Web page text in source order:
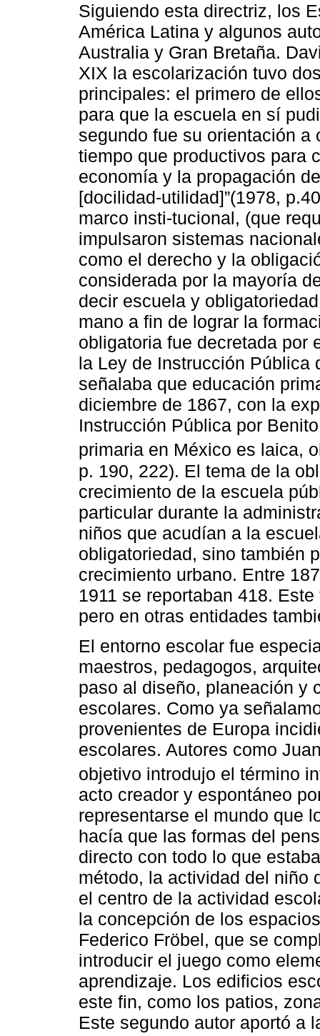
Siguiendo esta directriz, los
América Latina y algunos
Australia y Gran Bretaña.
XIX la escolarización tuvo
principales: el primero de
para que la escuela en sí
segundo fue su orientación
tiempo que productivos para
economía y la propagación
[docilidad-utilidad]”(1978,
marco insti-tucional, (que
impulsaron sistemas
como el derecho y la
considerada por la mayoría
decir escuela y
mano a fin de lograr la
obligatoria fue decretada por
la Ley de Instrucción Pública
señalaba que educación
diciembre de 1867, con la
Instrucción Pública por
primaria en México es laica,
p. 190, 222). El tema de la
crecimiento de la escuela
particular durante la
niños que acudían a la
obligatoriedad, sino también
crecimiento urbano. Entre
1911 se reportaban 418.
pero en otras entidades
El entorno escolar fue
maestros, pedagogos,
paso al diseño, planeación y
escolares. Como ya
provenientes de Europa
escolares. Autores como
objetivo introdujo el término
acto creador y espontáneo
representarse el mundo que
hacía que las formas del
directo con todo lo que
método, la actividad del niño
el centro de la actividad
la concepción de los
Federico Fröbel, que se
introducir el juego como
aprendizaje. Los edificios
este fin, como los patios,
Este segundo autor aportó a